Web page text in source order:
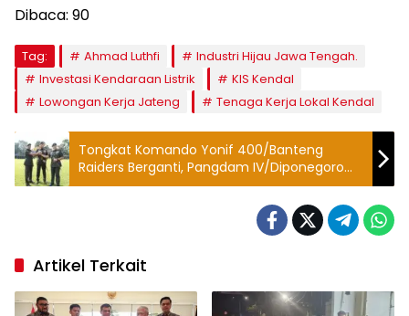
Dibaca: 90
Tag: Ahmad Luthfi
Industri Hijau Jawa Tengah.
Investasi Kendaraan Listrik
KIS Kendal
Lowongan Kerja Jateng
Tenaga Kerja Lokal Kendal
Tongkat Komando Yonif 400/Banteng
Raiders Berganti, Pangdam IV/Diponegoro
Titip Pesan Sakral
Artikel Terkait